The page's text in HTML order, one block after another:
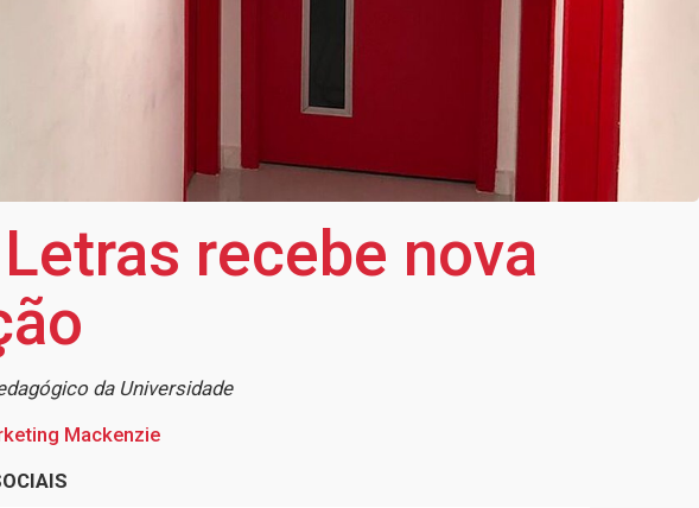
recebe nova
da Universidade
Mackenzie